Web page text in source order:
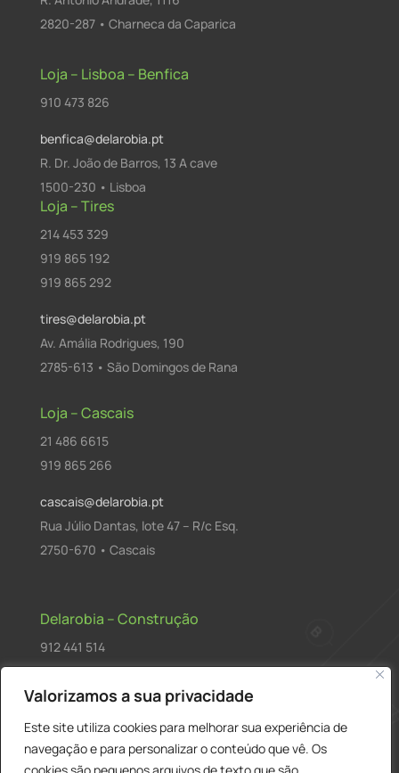
Valorizamos a sua privacidade
Este site utiliza cookies para melhorar sua experiência de
navegação e para personalizar o conteúdo que vê. Os
2820-287 • Charneca da Caparica
Loja – Lisboa – Benfica
910 473 826
benfica@delarobia.pt
R. Dr. João de Barros, 13 A cave
1500-230 • Lisboa
Loja – Tires
214 453 329
919 865 192
919 865 292
tires@delarobia.pt
Av. Amália Rodrigues, 190
2785-613 • São Domingos de Rana
Loja – Cascais
21 486 6615
919 865 266
cascais@delarobia.pt
Rua Júlio Dantas, lote 47 – R/c Esq.
2750-670 • Cascais
Delarobia – Construção
912 441 514
R. António Andrade, 1171
2820-287 • Charneca de Caparica